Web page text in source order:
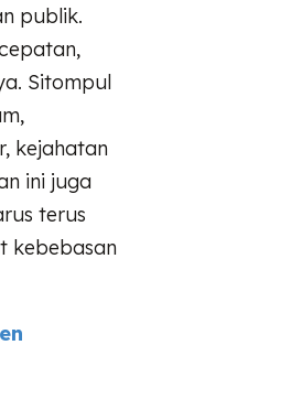
publik.
Sitompul
kejahatan
ini juga
terus
kebebasan